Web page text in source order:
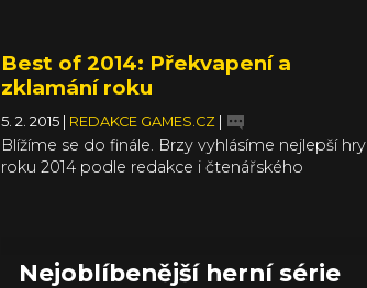
Best of 2014: Překvapení a
zklamání roku
5. 2. 2015 REDAKCE GAMES.CZ
Blížíme se do finále. Brzy vyhlásíme nejlepší hry
roku 2014 podle redakce i čtenářského
každý rok je třeba zdůraznit, že nejde o výběr
Nejoblíbenější herní série